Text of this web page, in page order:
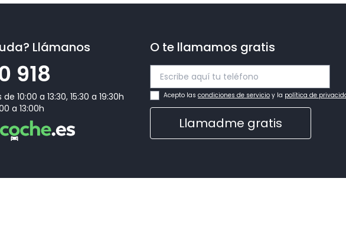
3.407,36€
asistido plus con ayuda de aparcamiento con indicación del
0,00€
0,00€
Llámanos
918
10:00 a 13:30, 15:30 a 19:30h
a 13:00h
O te llamamos gratis
Acepto las condiciones de servicio y la política de
Llamadme gratis